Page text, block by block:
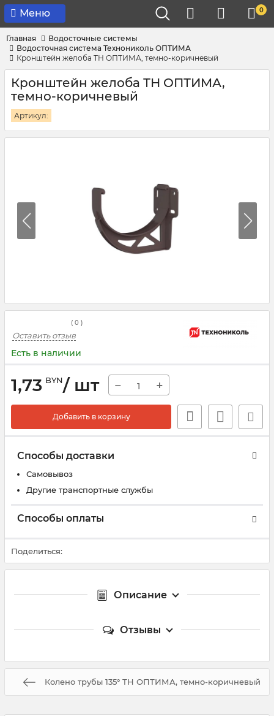
Меню 0
Главная
Водосточные системы
Водосточная система Технониколь ОПТИМА
Кронштейн желоба ТН ОПТИМА, темно-коричневый
Кронштейн желоба ТН ОПТИМА,
темно-коричневый
Артикул:
( 0 )
Оставить отзыв
Есть в наличии
1,73 BYN/ шт − +
Добавить в корзину
Способы доставки
Самовывоз
Другие транспортные службы
Способы оплаты
Поделиться:
Описание
Отзывы
Колено трубы 135° ТН ОПТИМА, темно-коричневый